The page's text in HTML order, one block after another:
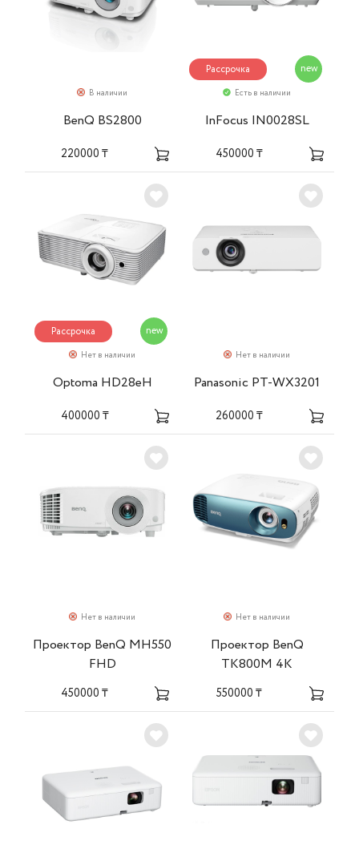
В наличии
BenQ BS2800
220000 ₸
Рассрочка new
Есть в наличии
InFocus IN0028SL
450000 ₸
Рассрочка new
Нет в наличии
Optoma HD28eH
400000 ₸
Нет в наличии
Panasonic PT-WX3201
260000 ₸
Нет в наличии
Проектор BenQ MH550
FHD
450000 ₸
Нет в наличии
Проектор BenQ
TK800M 4K
550000 ₸